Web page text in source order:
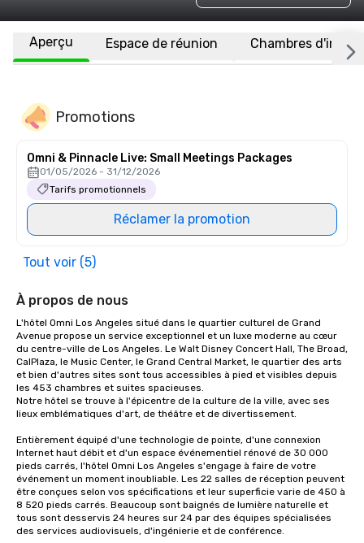
Aperçu Espace de réunion Chambres
Promotions
Omni & Pinnacle Live: Small Meetings Packages
01/05/2026 - 31/12/2026
Tarifs promotionnels
Réclamer la promotion
Tout voir (5)
À propos de nous
L'hôtel Omni Los Angeles situé dans le quartier culturel de Grand
Avenue propose un service exceptionnel et un luxe moderne au cœur
du centre-ville de Los Angeles. Le Walt Disney Concert Hall, The Broad,
CalPlaza, le Music Center, le Grand Central Market, le quartier des arts
et bien d'autres sites sont tous accessibles à pied et visibles depuis
les 453 chambres et suites spacieuses.
Notre hôtel se trouve à l'épicentre de la culture de la ville, avec ses
lieux emblématiques d'art, de théâtre et de divertissement.
Entièrement équipé d'une technologie de pointe, d'une connexion
Internet haut débit et d'un espace événementiel rénové de 30 000
pieds carrés, l'hôtel Omni Los Angeles s'engage à faire de votre
événement un moment inoubliable. Les 22 salles de réception peuvent
être conçues selon vos spécifications et leur superficie varie de 450 à
8 520 pieds carrés. Beaucoup sont baignés de lumière naturelle et
tous sont desservis 24 heures sur 24 par des équipes spécialisées
des services audiovisuels, d'ingénierie et de conférence.